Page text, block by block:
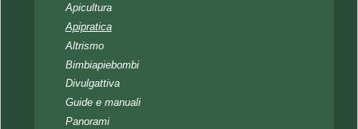
Apicultura
Apipratica
Altrismo
Bimbiapiebombi
Divulgattiva
Guide e manuali
Panorami